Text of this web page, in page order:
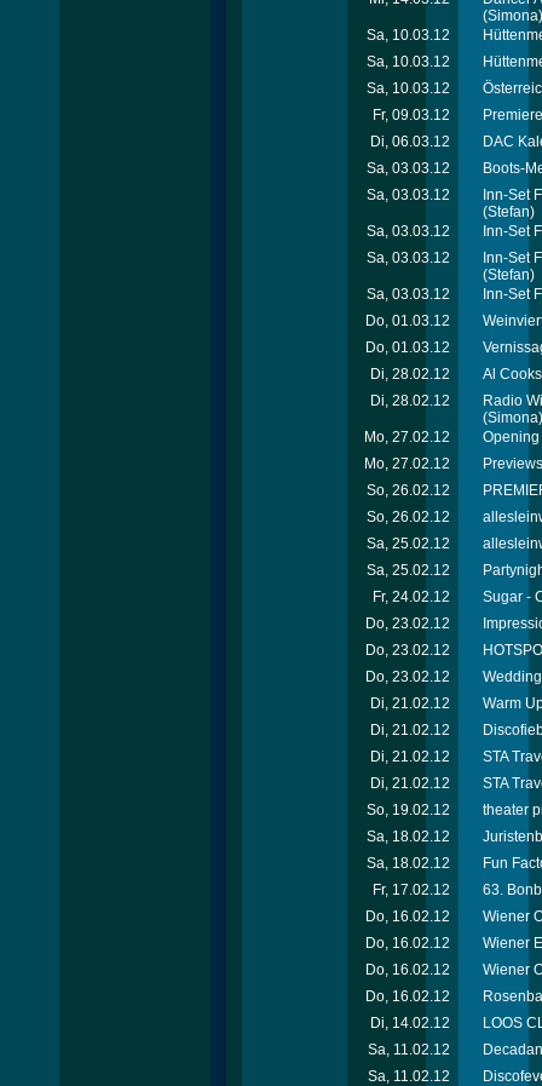
(Simona)
Sa, 10.03.12
Sa, 10.03.12
Sa, 10.03.12
Fr, 09.03.12
Di, 06.03.12
DAC
Sa, 03.03.12
Boots-
Sa, 03.03.12
Inn-Set
(Stefan)
Sa, 03.03.12
Inn-Set
Sa, 03.03.12
Inn-Set
(Stefan)
Sa, 03.03.12
Inn-Set
Do, 01.03.12
Do, 01.03.12
Di, 28.02.12
Al
Di, 28.02.12
Radio
(Simona)
Mo, 27.02.12
Mo, 27.02.12
So, 26.02.12
So, 26.02.12
Sa, 25.02.12
Sa, 25.02.12
Fr, 24.02.12
Sugar -
Do, 23.02.12
Do, 23.02.12
Do, 23.02.12
Di, 21.02.12
Warm
Di, 21.02.12
Di, 21.02.12
STA
Di, 21.02.12
STA
So, 19.02.12
theater
Sa, 18.02.12
Sa, 18.02.12
Fun
Fr, 17.02.12
63.
Do, 16.02.12
Wiener
Do, 16.02.12
Wiener
Do, 16.02.12
Wiener
Do, 16.02.12
Di, 14.02.12
LOOS
Sa, 11.02.12
Sa, 11.02.12